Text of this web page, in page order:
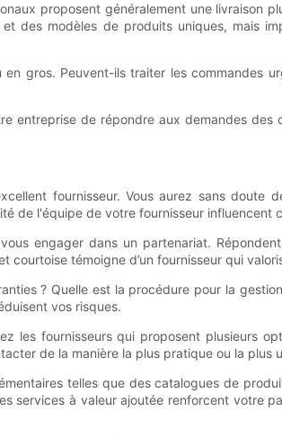
proposent généralement une livraison
des modèles de produits uniques, mais
gros. Peuvent-ils traiter les commandes
entreprise de répondre aux demandes
fournisseur. Vous aurez sans doute
de l'équipe de votre fournisseur influencent
engager dans un partenariat.
témoigne d’un fournisseur qui
? Quelle est la procédure pour la
vos risques.
les fournisseurs qui proposent plusieurs
de la manière la plus pratique ou la plus
telles que des catalogues de
à valeur ajoutée renforcent votre